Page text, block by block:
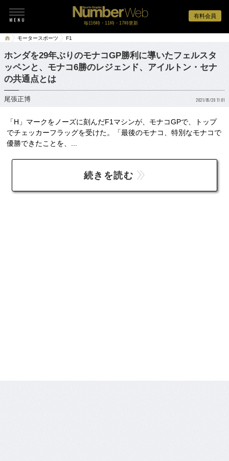
有料会員
毎日6時・11時・17時更新
モータースポーツ F1
ホンダを29年ぶりのモナコGP勝利に導いたフェルスタ
ッペンと、モナコ6勝のレジェンド、アイルトン・セナ
の共通点とは
尾張正博 2021/05/28 11:01
「H」マークをノーズに刻んだF1マシンが、モナコGPで、トップ
でチェッカーフラッグを受けた。「最後のモナコ、特別なモナコで
優勝できたことを、...
続きを読む